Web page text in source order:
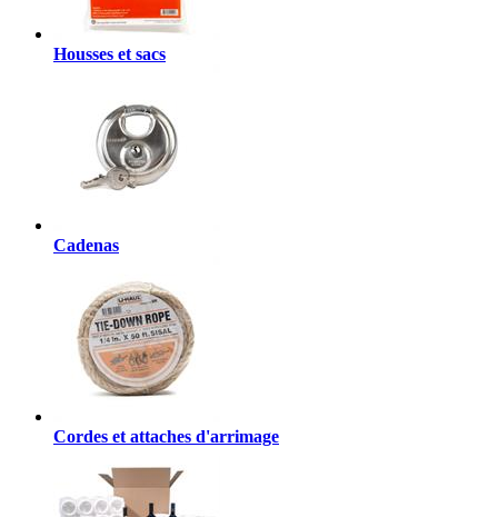
Housses et sacs
Cadenas
Cordes et attaches d'arrimage